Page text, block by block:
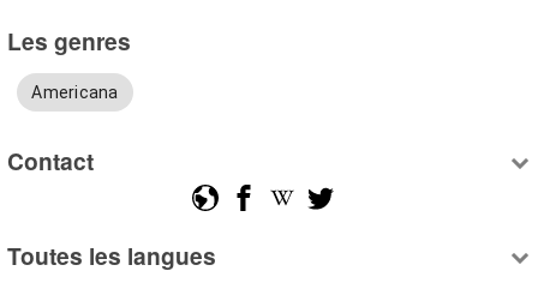
Les genres
Americana
Contact
Toutes les langues